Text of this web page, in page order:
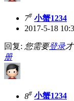
7# 小蟹1234
2017-5-18
回复: 您需要登录
册
8# 小蟹1234